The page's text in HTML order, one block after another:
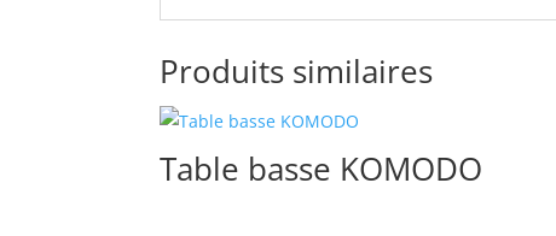
Produits similaires
Table basse KOMODO